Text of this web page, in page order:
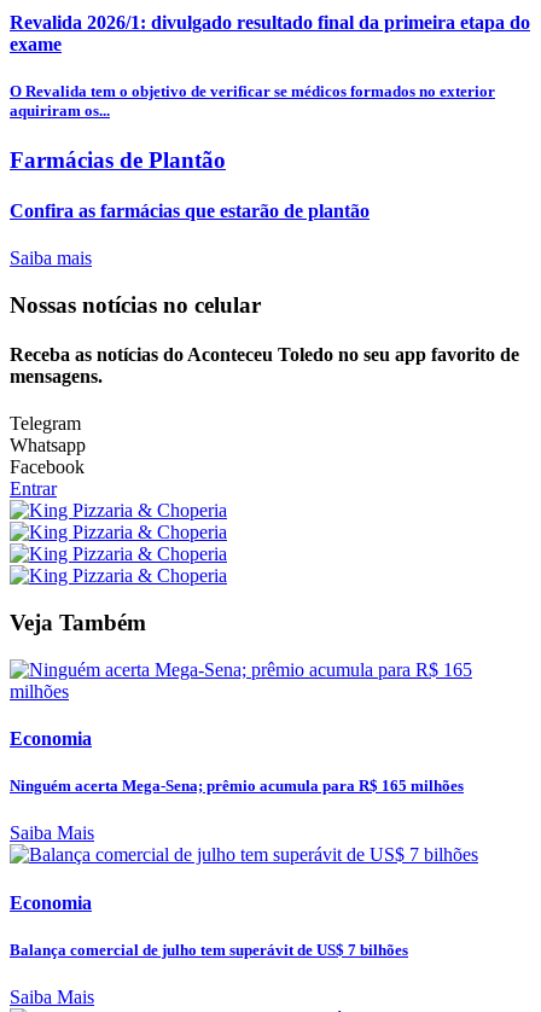
Revalida 2026/1: divulgado resultado final da primeira etapa do
exame
O Revalida tem o objetivo de verificar se médicos formados no exterior
aquiriram os...
Farmácias de Plantão
Confira as farmácias que estarão de plantão
Saiba mais
Nossas notícias no celular
Receba as notícias do Aconteceu Toledo no seu app favorito de
mensagens.
Telegram
Whatsapp
Facebook
Entrar
Veja Também
Economia
Ninguém acerta Mega-Sena; prêmio acumula para R$ 165 milhões
Saiba Mais
Economia
Balança comercial de julho tem superávit de US$ 7 bilhões
Saiba Mais